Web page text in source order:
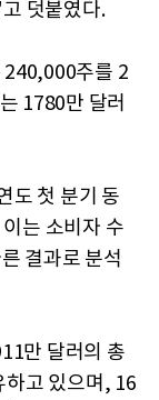
덧붙였다.
240,000주를 2
1780만 달러
도 첫 분기 동
는 소비자 수
결과로 분석
만 달러의 총
하고 있으며, 16